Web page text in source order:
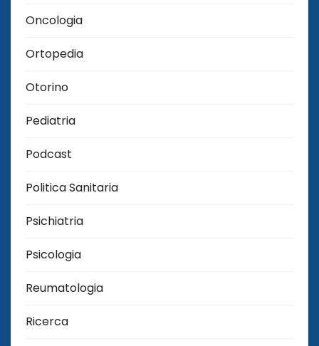
Oncologia
Ortopedia
Otorino
Pediatria
Podcast
Politica Sanitaria
Psichiatria
Psicologia
Reumatologia
Ricerca